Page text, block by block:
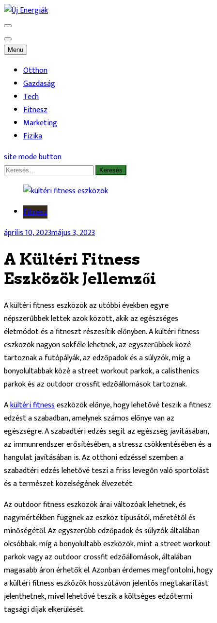
Skip
to
content
Új Energiák
Energikus hírek és érdekességek
Menu
Otthon
Gazdaság
Tech
Fitnesz
Marketing
Fizika
site mode button
Keresés:
Fitnesz
április 10, 2023május 3, 2023
A Kültéri Fitness
Eszközök Jellemzői
A kültéri fitness eszközök az utóbbi években egyre
népszerűbbek lettek azok között, akik az egészséges
életmódot és a fitneszt részesítik előnyben. A kültéri fitness
eszközök nagyon sokféle lehetnek, az egyszerűbbek közé
tartoznak a futópályák, az edzőpadok és a súlyzók, míg a
bonyolultabbak közé a street workout parkok, a calisthenics
parkok és az outdoor crossfit edzőállomások tartoznak.
Akültéri fitnesseszközök előnye, hogy lehetővé teszik a fitnesz
edzést a szabadban, amelynek számos előnye van az
egészségre. A szabadtéri edzés segít az egészség javításában,
az immunrendszer erősítésében, a stressz csökkentésében és a
hangulat javításában is. Az otthoni edzéssel szemben a
szabadtéri edzés lehetővé teszi a friss levegőn való sportolást
és a természet közelségének élvezetét.
Az outdoor fitness eszközök árai változóak lehetnek, és
nagymértékben függnek az eszköz típusától, méretétől és
minőségétől. Az egyszerűbb edzőpadok és súlyzók általában
olcsóbbak, míg a bonyolultabb eszközök, mint a street workout
parkok vagy az outdoor crossfit edzőállomások, általában
magasabb áron érhetők el. Azonban érdemes megfontolni, hogy
a kültéri fitness eszközök hosszútávon jelentős megtakarítást
jelenthetnek, mivel lehetővé teszik a költséges edzőtermi
tagsági díjak elkerülését.